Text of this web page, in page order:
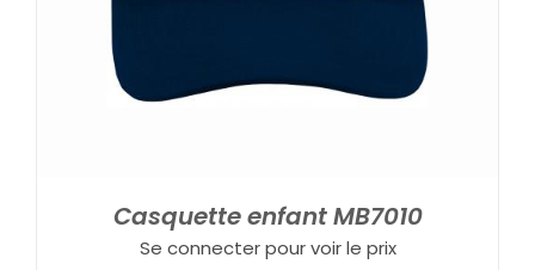
Casquette enfant MB7010
Se connecter pour voir le prix